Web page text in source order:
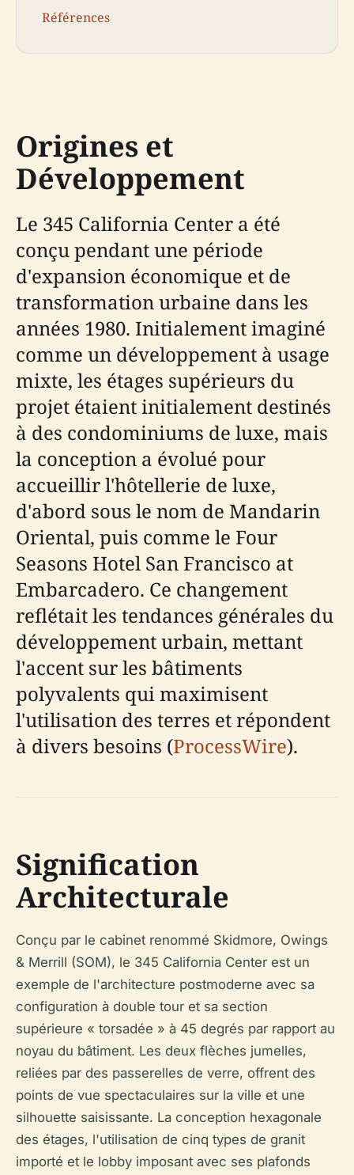
Références
Origines et
Développement
Le 345 California Center a été
conçu pendant une période
d'expansion économique et de
transformation urbaine dans les
années 1980. Initialement imaginé
comme un développement à usage
mixte, les étages supérieurs du
projet étaient initialement destinés
à des condominiums de luxe, mais
la conception a évolué pour
accueillir l'hôtellerie de luxe,
d'abord sous le nom de Mandarin
Oriental, puis comme le Four
Seasons Hotel San Francisco at
Embarcadero. Ce changement
reflétait les tendances générales du
développement urbain, mettant
l'accent sur les bâtiments
polyvalents qui maximisent
l'utilisation des terres et répondent
à divers besoins (ProcessWire).
Signification
Architecturale
Conçu par le cabinet renommé Skidmore, Owings
& Merrill (SOM), le 345 California Center est un
exemple de l'architecture postmoderne avec sa
configuration à double tour et sa section
supérieure « torsadée » à 45 degrés par rapport au
noyau du bâtiment. Les deux flèches jumelles,
reliées par des passerelles de verre, offrent des
points de vue spectaculaires sur la ville et une
silhouette saisissante. La conception hexagonale
des étages, l'utilisation de cinq types de granit
importé et le lobby imposant avec ses plafonds